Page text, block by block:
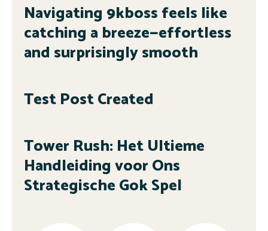
Navigating 9kboss feels like
catching a breeze—effortless
and surprisingly smooth
Test Post Created
Tower Rush: Het Ultieme
Handleiding voor Ons
Strategische Gok Spel